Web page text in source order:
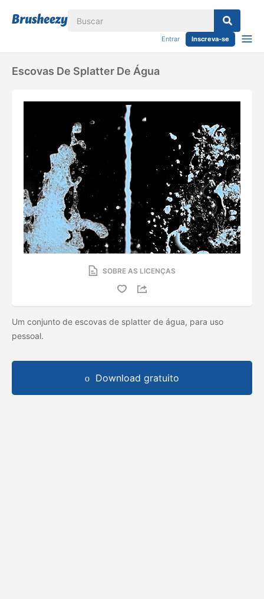
Entrar Inscreva-se
Escovas De Splatter De Água
SOBRE AS LICENÇAS
Um conjunto de escovas de splatter de água, para uso
pessoal.
Download gratuito